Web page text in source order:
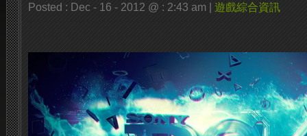
Posted : Dec - 16 - 2012 @ : 2:43 am | 遊戲綜合資訊